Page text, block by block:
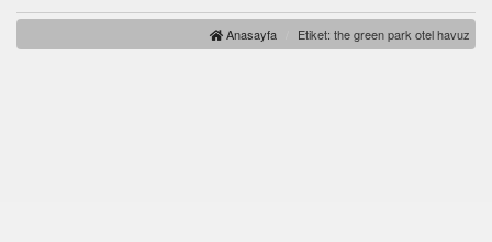
Anasayfa Etiket: the green park otel havuz